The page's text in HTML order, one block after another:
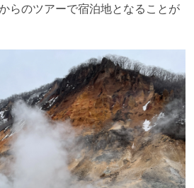
らのツアーで宿泊地となることが